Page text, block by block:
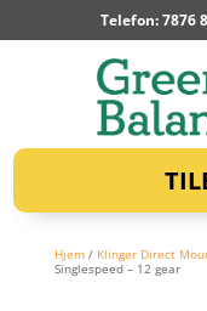
Telefon: 7876
Hjem/ Klinger Direct
Singlespeed – 12 gear